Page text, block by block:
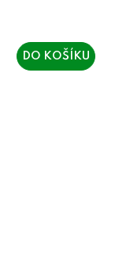
DO KOŠÍKU